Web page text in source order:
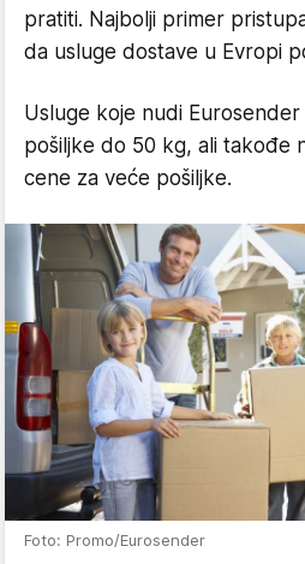
pratiti. Najbolji primer
da usluge dostave u Evropi
Usluge koje nudi
pošiljke do 50 kg, ali takođe
cene za veće pošiljke.
Foto: Promo/Eurosender